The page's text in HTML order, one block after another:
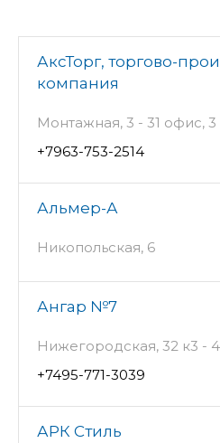
АксТорг, торгово-
компания
Монтажная, 3 - 31 офис, 3
+7963-753-2514
Альмер-А
Никопольская, 6
Ангар №7
Нижегородская, 32 к3 -
+7495-771-3039
АРК Стиль